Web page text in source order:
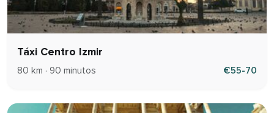
Táxi Centro Izmir
80 km · 90 minutos €55-70